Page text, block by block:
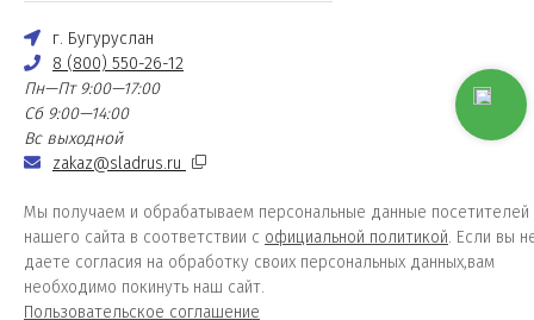
г. Бугуруслан
8 (800) 550-26-12
Пн—Пт 9:00—17:00
Сб 9:00—14:00
Вс выходной
zakaz@sladrus.ru
Мы получаем и обрабатываем персональные данные посетителей
нашего сайта в соответствии с официальной политикой. Если вы
даете согласия на обработку своих персональных данных,вам
необходимо покинуть наш сайт.
Пользовательское соглашение